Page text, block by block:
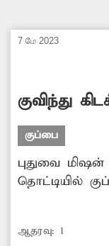
7 மே 2023
குவிந்து
குப்பை
புதுவை
தொட்டியில்
வழிந்து
துர்நாற்றம்
ஆதரவு: 1